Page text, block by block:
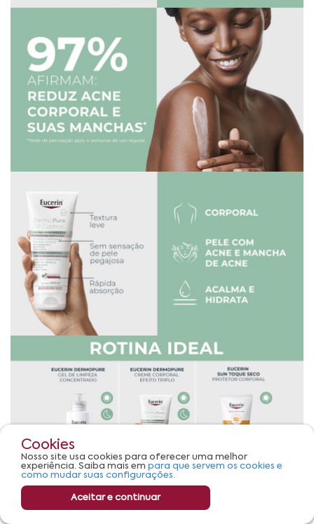
Cookies
Nosso site usa cookies para oferecer uma melhor
experiência. Saiba mais em para que servem os cookies e
como mudar suas configurações.
Aceitar e continuar